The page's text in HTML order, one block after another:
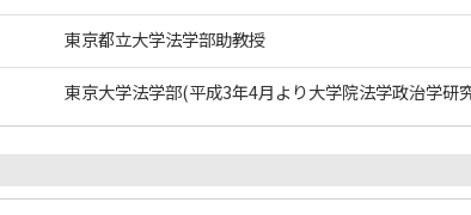
東京都立大学法学部助教授
東京大学法学部(平成3年4月より大学院法学政治学研